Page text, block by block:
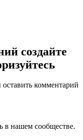
создайте
комментарий
в нашем сообществе.